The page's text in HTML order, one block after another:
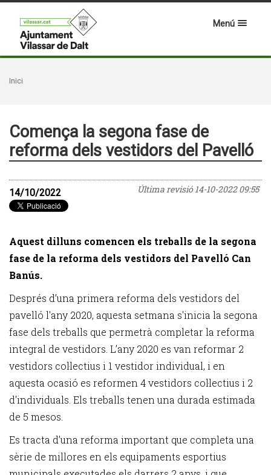
Menú
Inici
Comença la segona fase de
reforma dels vestidors del Pavelló
Última revisió14-10-2022 09:55
14/10/2022
Aquest dilluns comencen els treballs de la segona
fase de la reforma dels vestidors del Pavelló Can
Banús.
Després d’una primera reforma dels vestidors del
pavelló l'any 2020, aquesta setmana s'inicia la segona
fase dels treballs que permetrà completar la reforma
integral de vestidors. L’any 2020 es van reformar 2
vestidors col·lectius i 1 vestidor individual, i en
aquesta ocasió es reformen 4 vestidors col·lectius i 2
d'individuals. Els treballs tenen una durada estimada
de 5 mesos.
Es tracta d’una reforma important que completa una
sèrie de millores en els equipaments esportius